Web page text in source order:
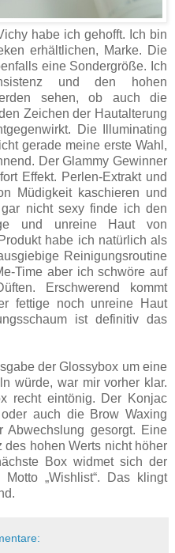
habe ich gehofft. Ich bin
erhältlichen, Marke. Die
eine Sondergröße. Ich
und den hohen
sehen, ob auch die
Zeichen der Hautalterung
Die Illuminating
gerade meine erste Wahl,
Der Glammy Gewinner
Effekt. Perlen-Extrakt und
Müdigkeit kaschieren und
nicht sexy finde ich den
und unreine Haut von
habe ich natürlich als
Reinigungsroutine
Time aber ich schwöre auf
Erschwerend kommt
fettige noch unreine Haut
ist definitiv das
der Glossybox um eine
würde, war mir vorher klar.
recht eintönig. Der Konjac
auch die Brow Waxing
Abwechslung gesorgt. Eine
hohen Werts nicht höher
Box widmet sich der
„Wishlist“. Das klingt